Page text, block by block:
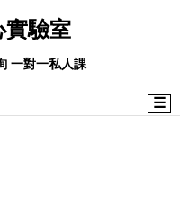
驗室
一對一私人課
☰